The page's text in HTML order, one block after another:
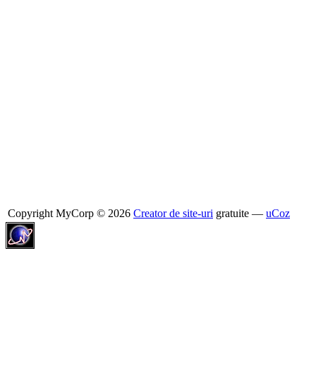
Copyright MyCorp © 2026 Creator de site-uri gratuite — uCoz